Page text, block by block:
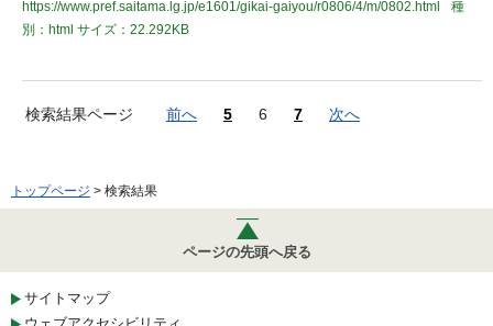
https://www.pref.saitama.lg.jp/e1601/gikai-gaiyou/r0806/4/m/0802.html
種
別：html サイズ：22.292KB
検索結果ページ 前へ 5 6 7 次へ
トップページ > 検索結果
ページの先頭へ戻る
サイトマップ